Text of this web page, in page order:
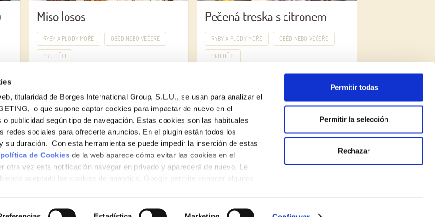
titularidad de Borges International Group, S.L.U., se usan para analizar el
lo que supone captar cookies para impactar de nuevo en el
publicidad según tipo de navegación. Estas cookies son las habituales
redes sociales para ofrecerte anuncios. En el plugin están todos los
su duración. Con esta herramienta se puede impedir la inserción de estas
de Cookies de la web aparece cómo evitar las cookies en el
otra vez esta notificación navegar en privado y aparecerá de nuevo. Le
aceptado las cookies de analytics, Google permite conocer algunos
Permitir todas
Permitir la selección
Rechazar
Miso losos
RYBY A PLODY MOŘE OBĚD NEBO VEČEŘE
PRO DĚTI
Pečená treska s citronem
RYBY A PLODY MOŘE OBĚD NEBO VEČEŘE
PRO DĚTI
ZŘEKNUTÍ SE ODPOVĚDNOSTI
Made with♥by